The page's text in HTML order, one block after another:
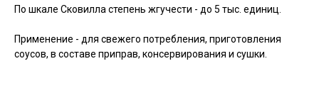
По шкале Сковилла степень жгучести - до 5 тыс. единиц.
Применение - для свежего потребления, приготовления
соусов, в составе приправ, консервирования и сушки.